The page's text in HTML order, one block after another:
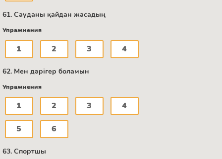
61. Сауданы қайдан жасадың
Упражнения
1 2 3 4
62. Мен дәрігер боламын
Упражнения
1 2 3 4
5 6
63. Спортшы